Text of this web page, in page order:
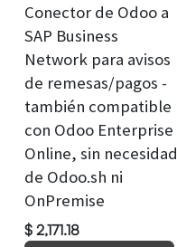
Conector de Odoo a
SAP Business
Network para avisos
de remesas/pagos -
también compatible
con Odoo Enterprise
Online, sin necesidad
de Odoo.sh ni
OnPremise
$ 2,171.18